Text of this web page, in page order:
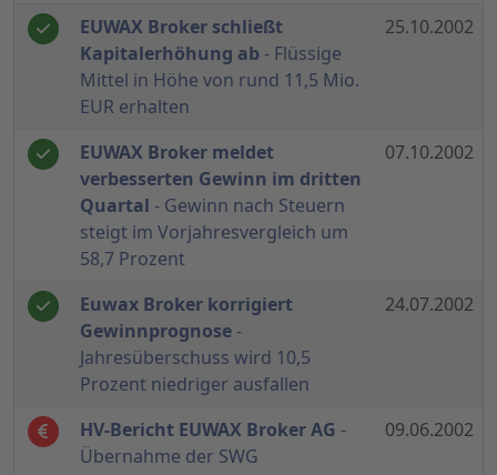
EUWAX Broker schließt
Kapitalerhöhung ab - Flüssige
Mittel in Höhe von rund 11,5 Mio.
EUR erhalten
25.10.2002
EUWAX Broker meldet
verbesserten Gewinn im dritten
Quartal - Gewinn nach Steuern
steigt im Vorjahresvergleich um
58,7 Prozent
07.10.2002
Euwax Broker korrigiert
Gewinnprognose -
Jahresüberschuss wird 10,5
Prozent niedriger ausfallen
24.07.2002
HV-Bericht EUWAX Broker AG -
Übernahme der SWG
09.06.2002